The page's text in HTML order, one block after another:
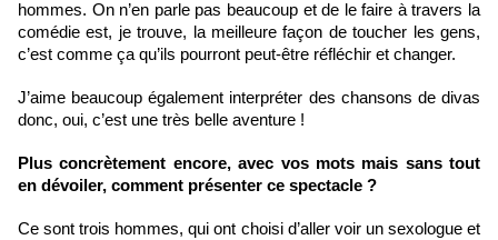
hommes. On n’en parle pas beaucoup et de le faire à travers la
comédie est, je trouve, la meilleure façon de toucher les gens,
c’est comme ça qu’ils pourront peut-être réfléchir et changer.
J’aime beaucoup également interpréter des chansons de divas
donc, oui, c’est une très belle aventure !
Plus concrètement encore, avec vos mots mais sans tout
en dévoiler, comment présenter ce spectacle ?
Ce sont trois hommes, qui ont choisi d’aller voir un sexologue et